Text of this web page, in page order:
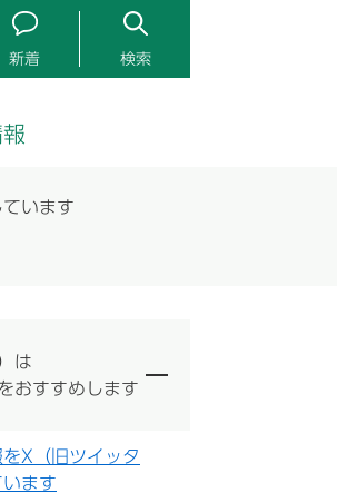
新着 検索
います
は
おすすめします
X（旧ツイッタ
ます